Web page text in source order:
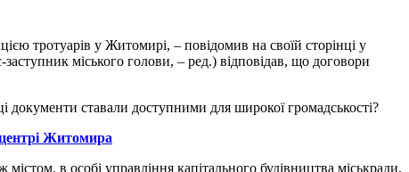
тротуарів у Житомирі, – повідомив на своїй сторінці у
міського голови, – ред.) відповідав, що договори
ставали доступними для широкої громадськості?
Житомира
в особі управління капітального будівництва міськради,